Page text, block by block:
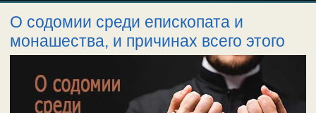
О содомии среди епископата и
монашества, и причинах всего этого